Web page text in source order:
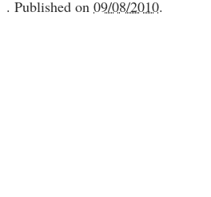
. Published on 09/08/2010.